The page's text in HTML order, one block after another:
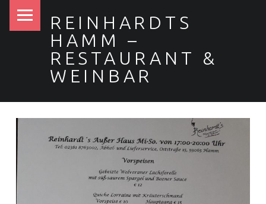
REINHARDTS
HAMM –
RESTAURANT &
WEINBAR